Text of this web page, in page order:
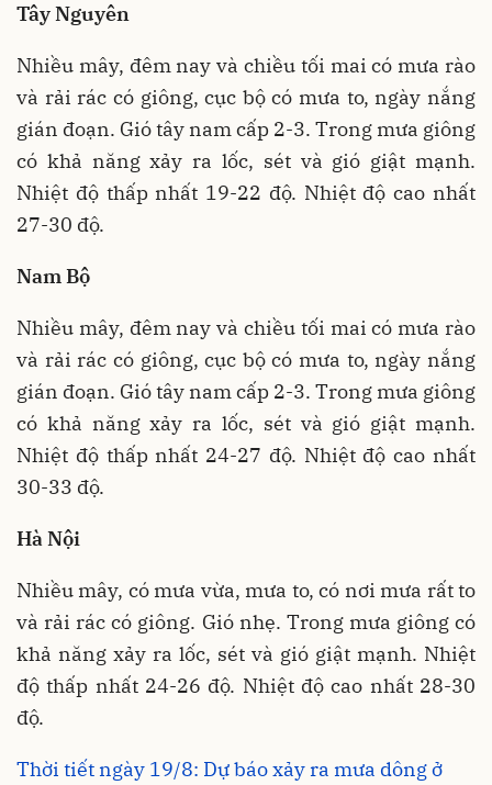
Tây Nguyên
Nhiều mây, đêm nay và chiều tối mai có mưa rào
và rải rác có giông, cục bộ có mưa to, ngày nắng
gián đoạn. Gió tây nam cấp 2-3. Trong mưa giông
có khả năng xảy ra lốc, sét và gió giật mạnh.
Nhiệt độ thấp nhất 19-22 độ. Nhiệt độ cao nhất
27-30 độ.
Nam Bộ
Nhiều mây, đêm nay và chiều tối mai có mưa rào
và rải rác có giông, cục bộ có mưa to, ngày nắng
gián đoạn. Gió tây nam cấp 2-3. Trong mưa giông
có khả năng xảy ra lốc, sét và gió giật mạnh.
Nhiệt độ thấp nhất 24-27 độ. Nhiệt độ cao nhất
30-33 độ.
Hà Nội
Nhiều mây, có mưa vừa, mưa to, có nơi mưa rất to
và rải rác có giông. Gió nhẹ. Trong mưa giông có
khả năng xảy ra lốc, sét và gió giật mạnh. Nhiệt
độ thấp nhất 24-26 độ. Nhiệt độ cao nhất 28-30
độ.
Thời tiết ngày 19/8: Dự báo xảy ra mưa dông ở